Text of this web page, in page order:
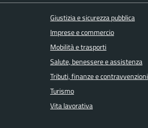
Giustizia e sicurezza pubblica
Imprese e commercio
Mobilità e trasporti
Salute, benessere e assistenza
Tributi, finanze e contravvenzioni
Turismo
Vita lavorativa